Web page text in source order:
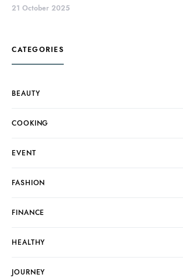
21 October 2025
CATEGORIES
BEAUTY
COOKING
EVENT
FASHION
FINANCE
HEALTHY
JOURNEY